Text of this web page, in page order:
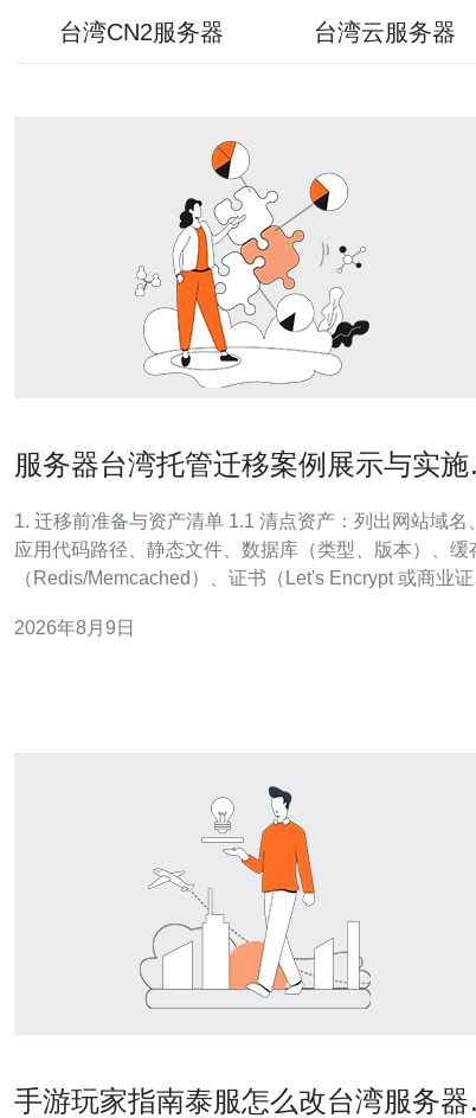
台湾CN2服务器 台湾云服务器
服务器台湾托管迁移案例展示与实施
1. 迁移前准备与资产清单 1.1 清点资产：列出网站域名、
应用代码路径、静态文件、数据库（类型、版本）、缓
（Redis/Memcached）、证书（Let's Encrypt 或商业证
与目标机房的控制台账号、SSH 密钥、数据库账号及权
2026年8月9日
手游玩家指南泰服怎么改台湾服务器